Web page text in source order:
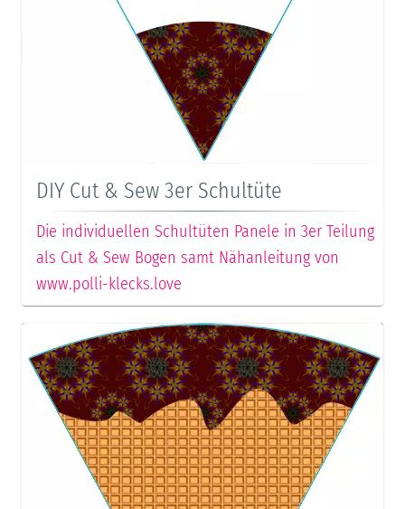
DIY Cut & Sew 3er Schultüte
Die individuellen Schultüten Panele in 3er Teilung
als Cut & Sew Bogen samt Nähanleitung von
www.polli-klecks.love